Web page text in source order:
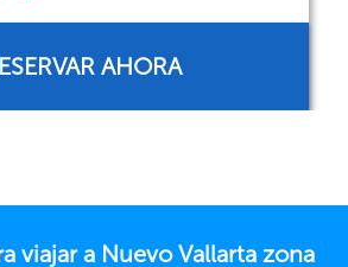
AHORA
viajar a Nuevo Vallarta zona